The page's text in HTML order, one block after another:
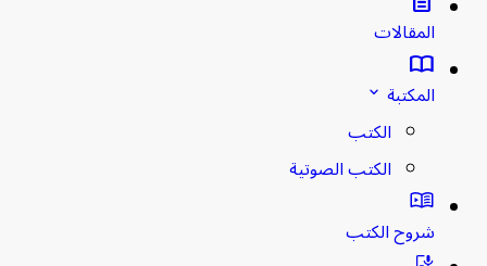
المقالات
import_contacts
المكتبةstat_minus_1
الكتب
الكتب الصوتية
شروح الكتب